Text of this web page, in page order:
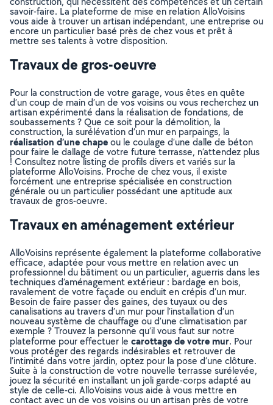
savoir-faire. La plateforme de mise en relation AlloVoisins
vous aide à trouver un artisan indépendant, une entreprise ou
encore un particulier basé près de chez vous et prêt à
mettre ses talents à votre disposition.
Travaux de gros-oeuvre
Pour la construction de votre garage, vous êtes en quête
d’un coup de main d’un de vos voisins ou vous recherchez un
artisan expérimenté dans la réalisation de fondations, de
soubassements ? Que ce soit pour la démolition, la
construction, la surélévation d’un mur en parpaings, la
réalisation d’une chapeou le coulage d’une dalle de béton
pour faire le dallage de votre future terrasse, n’attendez plus
! Consultez notre listing de profils divers et variés sur la
plateforme AlloVoisins. Proche de chez vous, il existe
forcément une entreprise spécialisée en construction
générale ou un particulier possédant une aptitude aux
travaux de gros-oeuvre.
Travaux en aménagement extérieur
AlloVoisins représente également la plateforme collaborative
efficace, adaptée pour vous mettre en relation avec un
professionnel du bâtiment ou un particulier, aguerris dans les
techniques d’aménagement extérieur : bardage en bois,
ravalement de votre façade ou enduit en crépis d’un mur.
Besoin de faire passer des gaines, des tuyaux ou des
canalisations au travers d’un mur pour l’installation d’un
nouveau système de chauffage ou d’une climatisation par
exemple ? Trouvez la personne qu’il vous faut sur notre
plateforme pour effectuer le carottage de votre mur. Pour
vous protéger des regards indésirables et retrouver de
l’intimité dans votre jardin, optez pour la pose d’une clôture.
Suite à la construction de votre nouvelle terrasse surélevée,
jouez la sécurité en installant un joli garde-corps adapté au
style de celle-ci. AlloVoisins vous aide à vous mettre en
contact avec un de vos voisins ou un artisan près de votre